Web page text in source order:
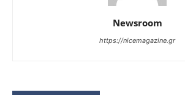
Newsroom
https://nicemagazine.gr